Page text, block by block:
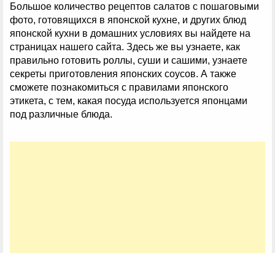
Большое количество рецептов салатов с пошаговыми
фото, готовящихся в японской кухне, и других блюд
японской кухни в домашних условиях вы найдете на
страницах нашего сайта. Здесь же вы узнаете, как
правильно готовить роллы, суши и сашими, узнаете
секреты приготовления японских соусов. А также
сможете познакомиться с правилами японского
этикета, с тем, какая посуда используется японцами
под различные блюда.